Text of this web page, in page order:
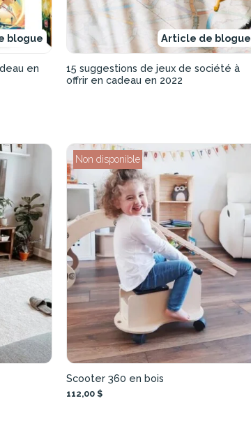
blogue
en
Article de blogue
15 suggestions de jeux de société à
offrir en cadeau en 2022
Non disponible
Scooter 360 en bois
112,00 $